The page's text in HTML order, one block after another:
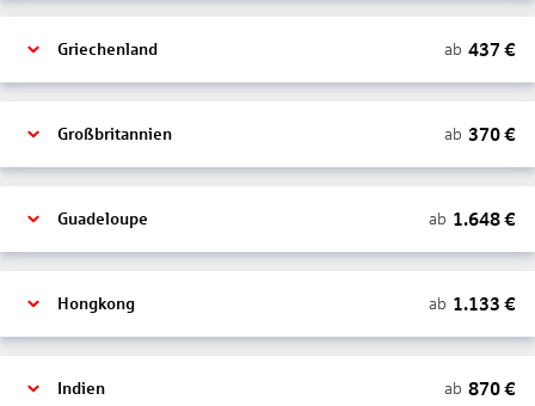
Griechenland ab 437 €
Großbritannien ab 370€
Guadeloupe ab 1.648€
Hongkong ab 1.133 €
Indien ab 870€